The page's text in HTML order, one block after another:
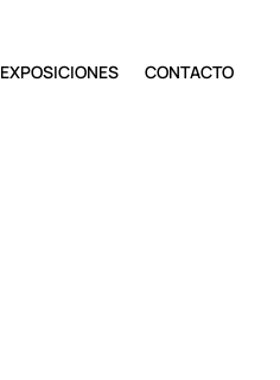
EXPOSICIONES CONTACTO